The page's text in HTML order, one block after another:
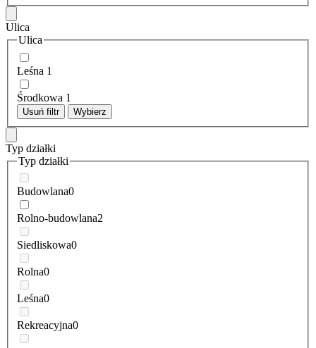
Ulica
Ulica
Leśna 1
Środkowa 1
Usuń filtr Wybierz
Typ działki
Typ działki
Budowlana0
Rolno-budowlana2
Siedliskowa0
Rolna0
Leśna0
Rekreacyjna0